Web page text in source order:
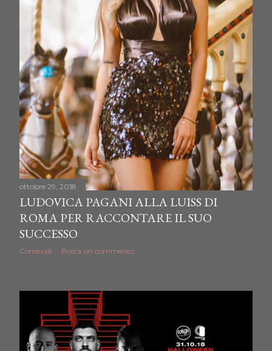
ottobre 29, 2018
LUDOVICA PAGANI ALLA LUISS DI
ROMA PER RACCONTARE IL SUO
SUCCESSO
Condividi Posta un commento